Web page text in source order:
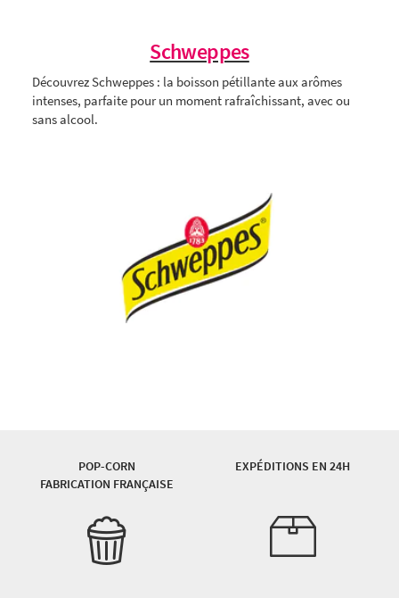
Schweppes
Découvrez Schweppes : la boisson pétillante aux arômes
intenses, parfaite pour un moment rafraîchissant, avec ou
sans alcool.
POP-CORN
FABRICATION FRANÇAISE
EXPÉDITIONS EN 24H